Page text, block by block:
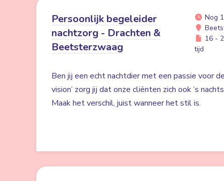
Persoonlijk begeleider
nachtzorg - Drachten &
Beetsterzwaag
Nog
16 -
tijd
Ben jij een echt nachtdier met een passie voor
vision’ zorg jij dat onze cliënten zich ook ’s
Maak het verschil, juist wanneer het stil is.